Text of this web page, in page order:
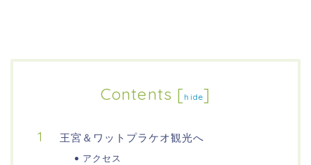
Contents [hide]
王宮＆ワットプラケオ観光へ
アクセス